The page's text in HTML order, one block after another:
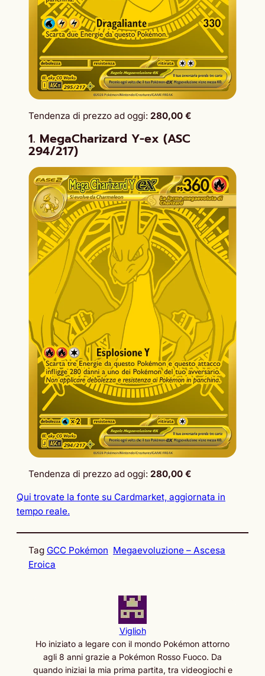
Tendenza di prezzo ad oggi: 280,00 €
1. MegaCharizard Y-ex (ASC
294/217)
Tendenza di prezzo ad oggi: 280,00 €
Qui trovate la fonte su Cardmarket, aggiornata in
tempo reale.
Tag GCC Pokémon Megaevoluzione – Ascesa
Eroica
Viglioh
Ho iniziato a legare con il mondo Pokémon attorno
agli 8 anni grazie a Pokémon Rosso Fuoco. Da
quando iniziai la mia prima partita, tra videogiochi e